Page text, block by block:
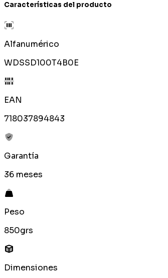
Características del producto
Alfanumérico
WDSSD100T4B0E
EAN
718037894843
Garantía
36 meses
Peso
850grs
Dimensiones